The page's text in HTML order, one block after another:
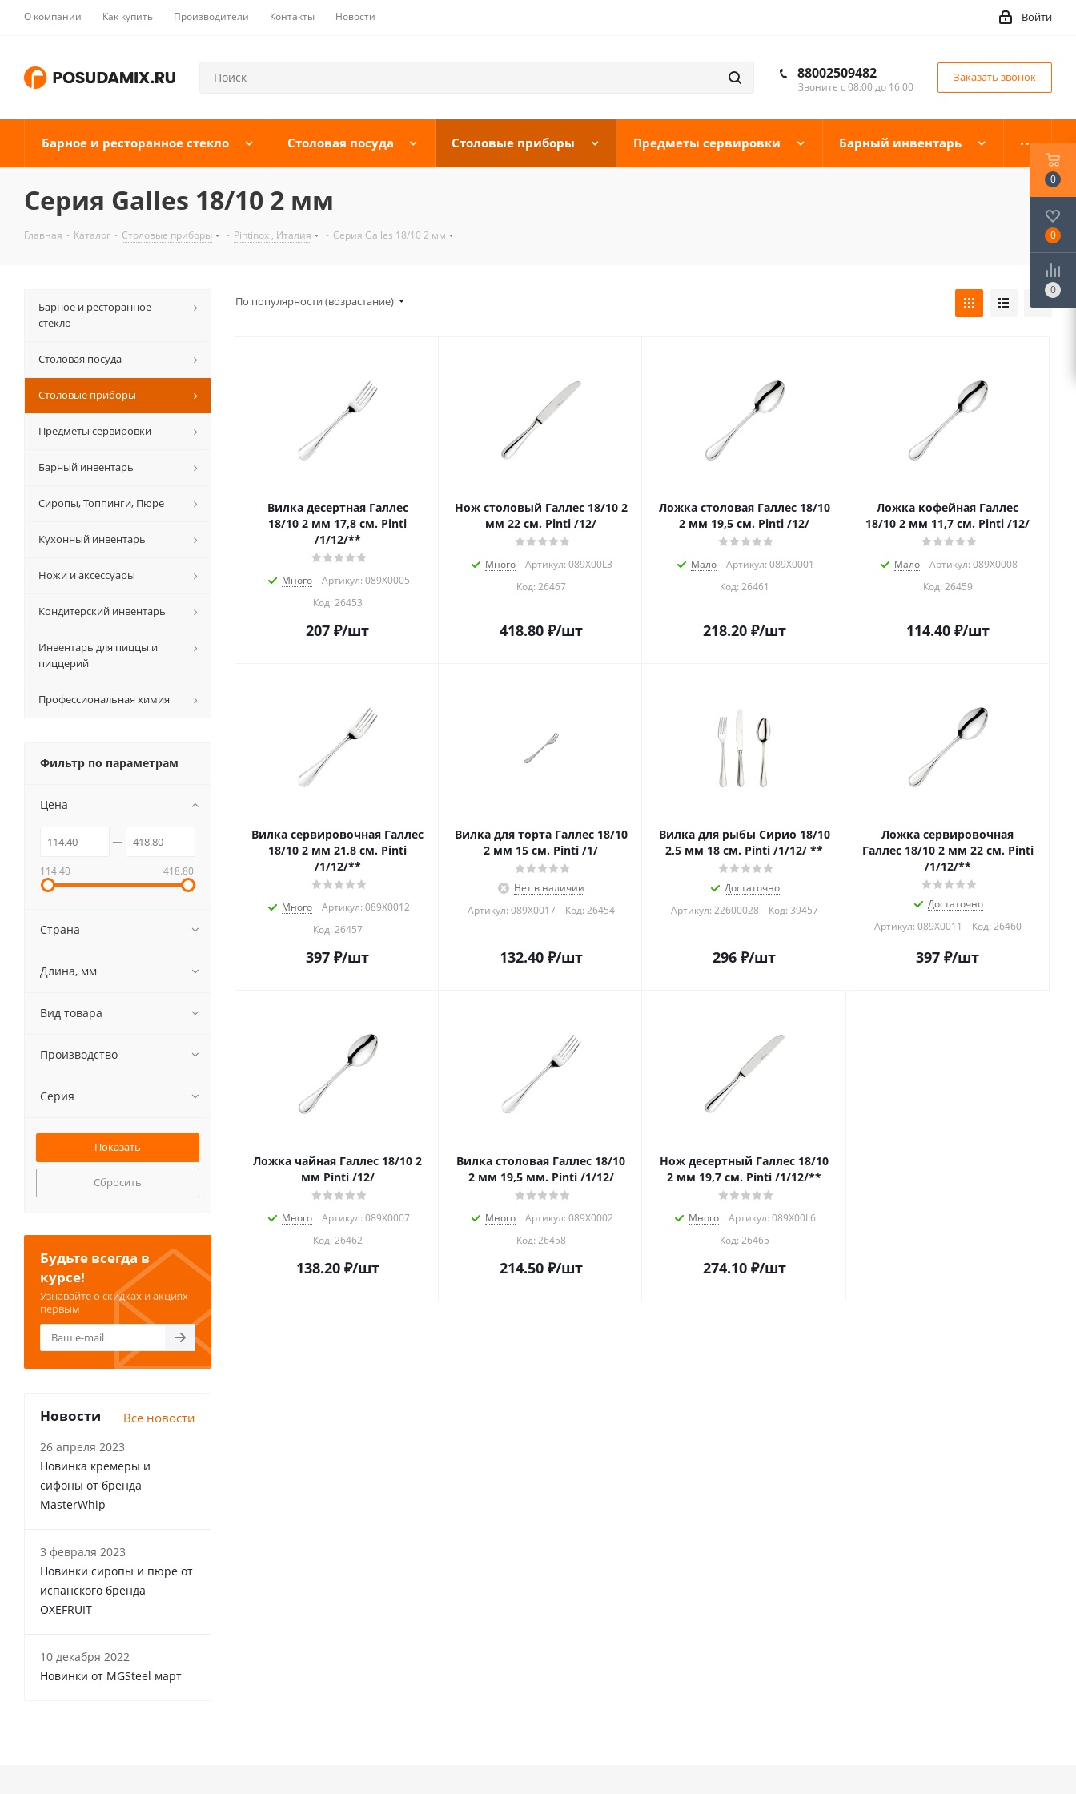
О компании Как купить Производители Контакты Новости Войти
88002509482
Звоните с 08:00 до 16:00
Заказать звонок
Барное и ресторанное стекло Столовая посуда Столовые приборы Предметы сервировки Барный инвентарь
Серия Galles 18/10 2 мм
Главная - Каталог - Столовые приборы - Pintinox , Италия - Серия Galles 18/10 2 мм
По популярности (возрастание)
Вилка десертная Галлес
18/10 2 мм 17,8 см. Pinti
/1/12/**
Много
Артикул: 089Х0005
Код: 26453
207 ₽/шт
Нож столовый Галлес 18/10 2
мм 22 см. Pinti /12/
Много
Артикул: 089X00L3
Код: 26467
418.80₽/шт
Ложка столовая Галлес 18/10
2 мм 19,5 см. Pinti /12/
Мало
Артикул: 089X0001
Код: 26461
218.20₽/шт
Ложка кофейная Галлес
18/10 2 мм 11,7 см. Pinti /12/
Мало
Артикул: 089Х0008
Код: 26459
114.40₽/шт
Вилка сервировочная Галлес
18/10 2 мм 21,8 см. Pinti
/1/12/**
Много
Артикул: 089Х0012
Код: 26457
397 ₽/шт
Вилка для торта Галлес 18/10
2 мм 15 см. Pinti /1/
Нет в наличии
Артикул: 089Х0017
Код: 26454
132.40₽/шт
Вилка для рыбы Сирио 18/10
2,5 мм 18 см. Pinti /1/12/ **
Достаточно
Артикул: 22600028
Код: 39457
296 ₽/шт
Ложка сервировочная
Галлес 18/10 2 мм 22 см. Pinti
/1/12/**
Достаточно
Артикул: 089Х0011
Код: 26460
397 ₽/шт
Ложка чайная Галлес 18/10 2
мм Pinti /12/
Много
Артикул: 089X0007
Код: 26462
138.20₽/шт
Вилка столовая Галлес 18/10
2 мм 19,5 мм. Pinti /1/12/
Много
Артикул: 089X0002
Код: 26458
214.50₽/шт
Нож десертный Галлес 18/10
2 мм 19,7 см. Pinti /1/12/**
Много
Артикул: 089X00L6
Код: 26465
274.10₽/шт
Барное и ресторанное
стекло
Столовая посуда
Столовые приборы
Предметы сервировки
Барный инвентарь
Сиропы, Топпинги, Пюре
Кухонный инвентарь
Ножи и аксессуары
Кондитерский инвентарь
Инвентарь для пиццы и
пиццерий
Профессиональная химия
Фильтр по параметрам
Цена
114.40 418.80
Страна
Длина, мм
Вид товара
Производство
Серия
Сбросить
Будьте всегда в
курсе!
Узнавайте о скидках и акциях
первым
Новости Все новости
26 апреля 2023
Новинка кремеры и
сифоны от бренда
MasterWhip
3 февраля 2023
Новинки сиропы и пюре от
испанского бренда
OXEFRUIT
10 декабря 2022
Новинки от MGSteel март
0
0
0